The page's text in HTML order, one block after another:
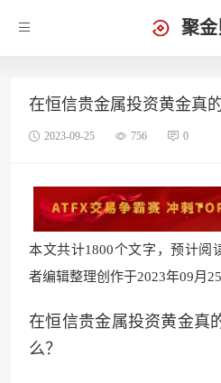
聚
在恒信贵金属投资黄金真
2023-09-25 756 0
本文共计1800个文字，预计阅
者编辑整理创作于2023年09月
在恒信贵金属投资黄金真
么？